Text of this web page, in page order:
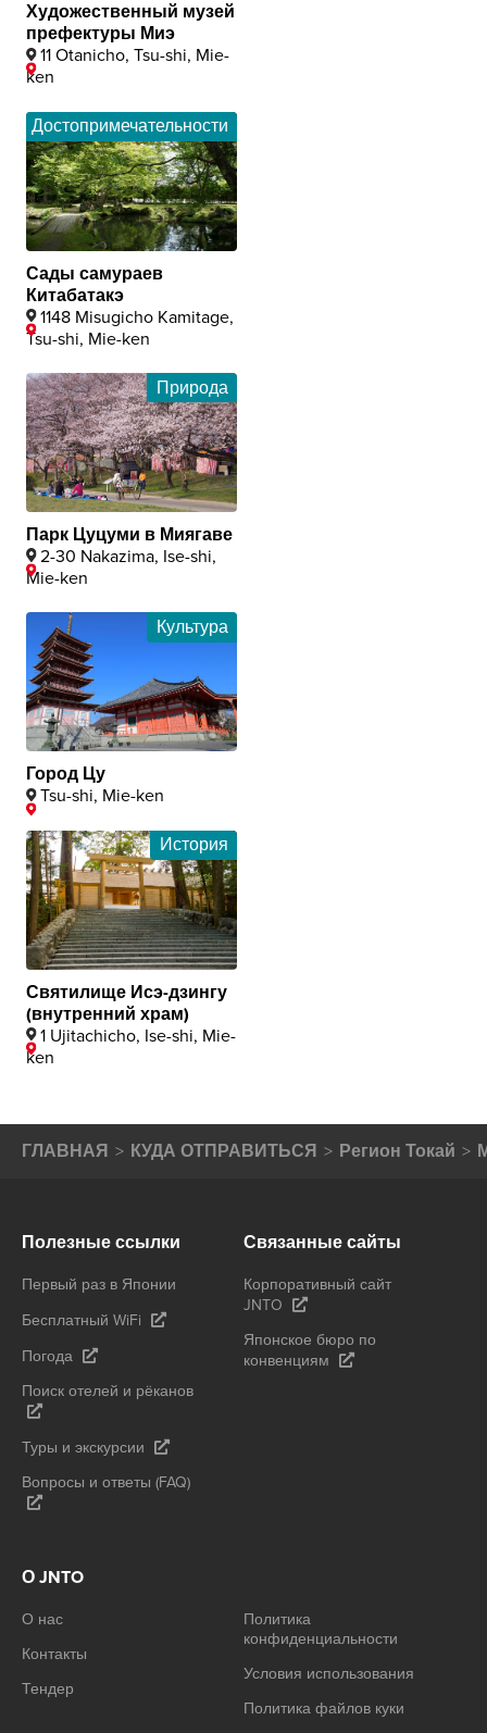
Художественный музей
префектуры Миэ
11 Otanicho, Tsu-shi, Mie-
ken
Достопримечательности
Сады самураев
Китабатакэ
1148 Misugicho Kamitage,
Tsu-shi, Mie-ken
Природа
Парк Цуцуми в Миягаве
2-30 Nakazima, Ise-shi,
Mie-ken
Культура
Город Цу
Tsu-shi, Mie-ken
История
Святилище Исэ-дзингу
(внутренний храм)
1 Ujitachicho, Ise-shi, Mie-
ken
ГЛАВНАЯ КУДА ОТПРАВИТЬСЯ Регион Токай
Полезные ссылки
Первый раз в Японии
Бесплатный WiFi
Погода
Поиск отелей и рёканов
Туры и экскурсии
Вопросы и ответы (FAQ)
Связанные сайты
Корпоративный сайт
JNTO
Японское бюро по
конвенциям
О JNTO
О нас
Контакты
Тендер
Политика
конфиденциальности
Условия использования
Политика файлов куки